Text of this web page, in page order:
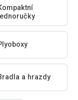
a hrazdy